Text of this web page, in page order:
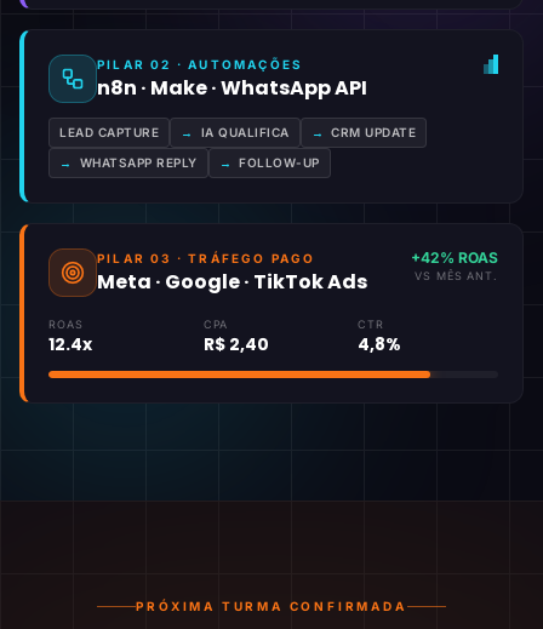
PILAR 02 · AUTOMAÇÕES
n8n · Make · WhatsApp API
LEAD CAPTURE → IA QUALIFICA → CRM UPDATE
→ WHATSAPP REPLY → FOLLOW-UP
PILAR 03 · TRÁFEGO PAGO
Meta · Google · TikTok Ads
+42% ROAS
VS MÊS ANT.
ROAS
12.4x
CPA
R$ 2,40
CTR
4,8%
PRÓXIMA TURMA CONFIRMADA